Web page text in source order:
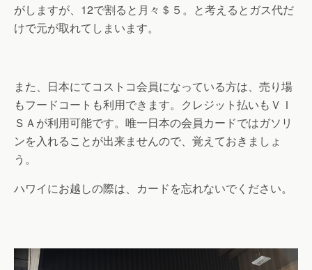
がしますが、12で割ると月々＄５。と考えるとガス代だ
けで元が取れてしまいます。
また、日本にてコストコ会員になっている方は、売り場
もフードコートも利用できます。クレジット払いもＶＩ
ＳＡが利用可能です。唯一日本の会員カードではガソリ
ンを入れることが出来ませんので、覚えておきましょ
う。
ハワイにお越しの際は、カードを忘れないでください。